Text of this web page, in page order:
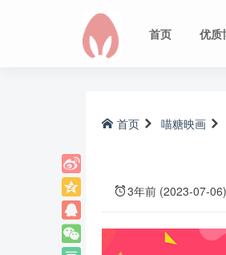
首页 优质
首页 喵糖映画
3年前 (2023-07-06)